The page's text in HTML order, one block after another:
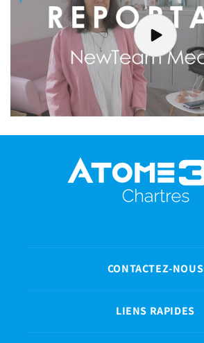
CONTACTEZ-NOUS
LIENS RAPIDES